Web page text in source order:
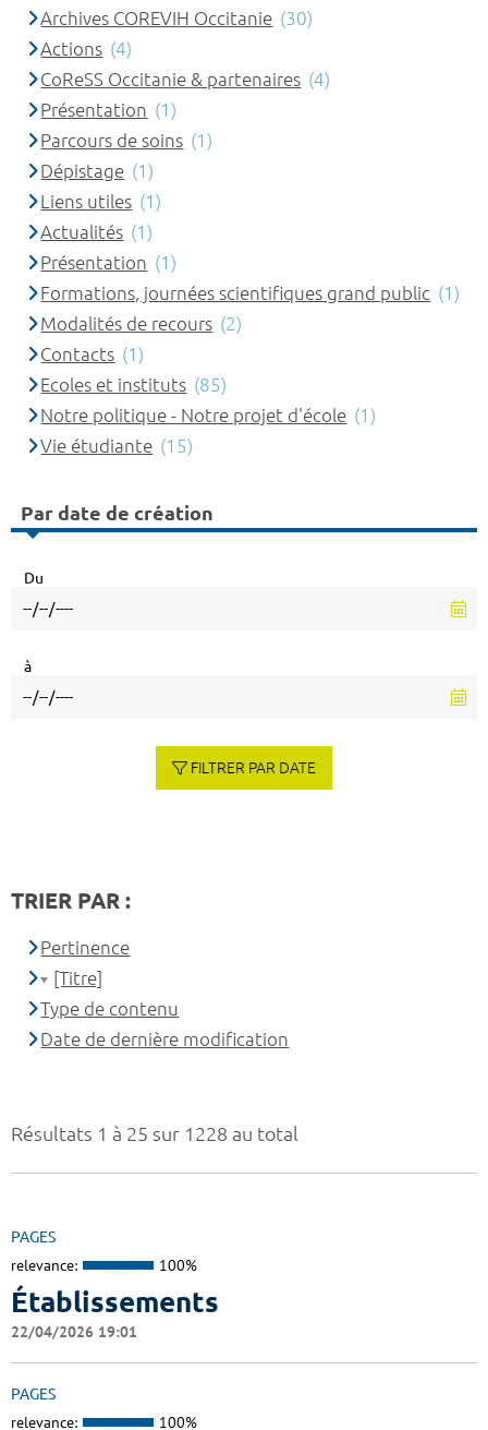
Résultats 1 à 25 sur 1228 au total
PAGES
relevance: 100%
Établissements
22/04/2026 19:01
PAGES
relevance: 100%
Archives COREVIH Occitanie (30)
Actions (4)
CoReSS Occitanie & partenaires (4)
Présentation (1)
Parcours de soins (1)
Dépistage (1)
Liens utiles (1)
Actualités (1)
Présentation (1)
Formations, journées scientifiques grand public (1)
Modalités de recours (2)
Contacts (1)
Ecoles et instituts (85)
Notre politique - Notre projet d'école (1)
Vie étudiante (15)
Par date de création
Du
à
FILTRER PAR DATE
TRIER PAR :
Pertinence
[Titre]
Type de contenu
Date de dernière modification